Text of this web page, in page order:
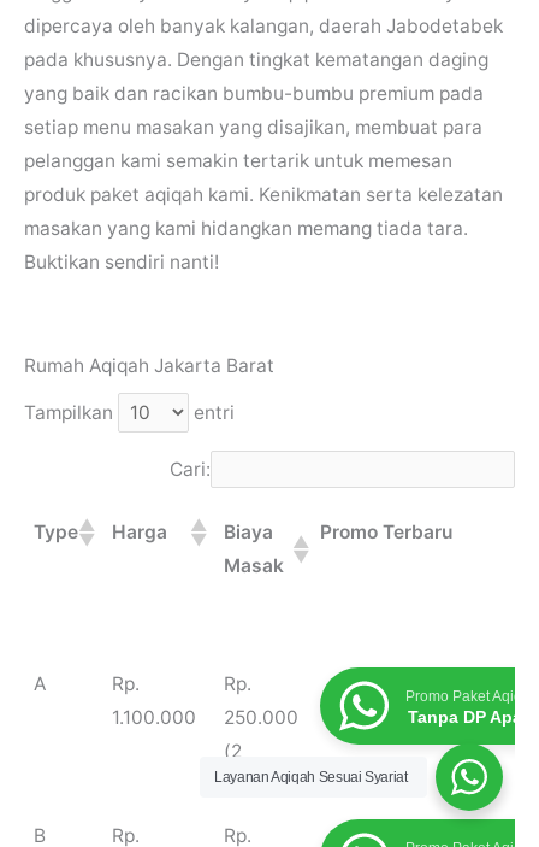
dipercaya oleh banyak kalangan, daerah Jabodetabek
pada khususnya. Dengan tingkat kematangan daging
yang baik dan racikan bumbu-bumbu premium pada
setiap menu masakan yang disajikan, membuat para
pelanggan kami semakin tertarik untuk memesan
produk paket aqiqah kami. Kenikmatan serta kelezatan
masakan yang kami hidangkan memang tiada tara.
Buktikan sendiri nanti!
Rumah Aqiqah Jakarta Barat
Tampilkan entri
Cari:
Type Harga
Biaya
Masak
Promo Terbaru
Type Harga
Biaya
Masak
Promo Terbaru
A
Rp.
1.100.000
Rp.
250.000
(2
Menu)
Promo Paket Aqiqah
Tanpa DP
B Rp. Rp.
Layanan Aqiqah Sesuai Syariat